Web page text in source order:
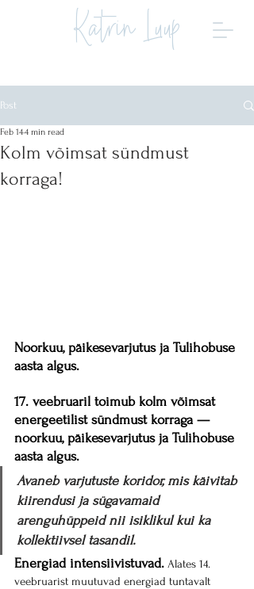
Katrin Luup
Post
Kolm võimsat sündmust
korraga!
Feb 144 min read
Noorkuu, päikesevarjutus ja Tulihobuse
aasta algus.
17. veebruaril toimub kolm võimsat
energeetilist sündmust korraga —
noorkuu, päikesevarjutus ja Tulihobuse
aasta algus.
Avaneb varjutuste koridor, mis käivitab
kiirendusi ja sügavamaid
arenguhüppeid nii isiklikul kui ka
kollektiivsel tasandil.
Energiad intensiivistuvad. Alates 14.
veebruarist muutuvad energiad tuntavalt